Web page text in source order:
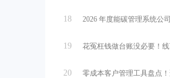
18 2026 年度能碳管理系统公
19 花冤枉钱做台账没必要！
20 零成本客户管理工具盘点